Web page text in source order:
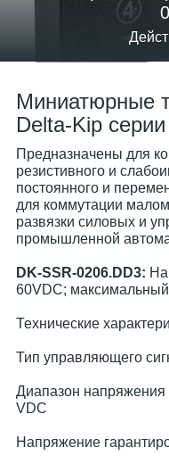
Миниатюрные
Delta-Kip
Предназначены для
резистивного и
постоянного и
для коммутации
развязки силовых и
промышленной
DK-SSR-0206.DD3:
60VDC;
Технические
Тип управляющего
Диапазон
VDC
Напряжение